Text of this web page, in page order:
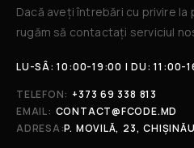
Dacă aveți întrebări cu privire
rugăm să contactați serviciul
LU-SÂ: 10:00-19:00 | DU: 11:00-
TELEFON: +373 69 338 813
EMAIL: CONTACT@FCODE.MD
ADRESA:P. MOVILĂ, 23, CHIȘINĂU